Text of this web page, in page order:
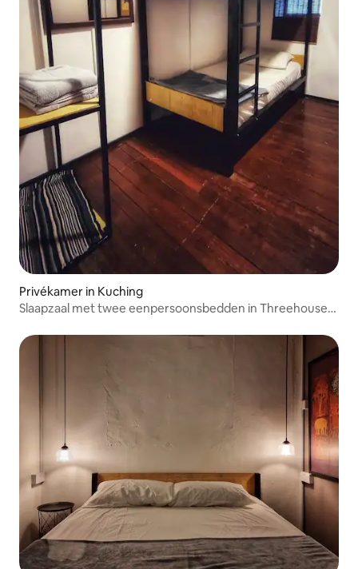
Privékamer in Kuching
Slaapzaal met twee eenpersoonsbedden in Threehouse